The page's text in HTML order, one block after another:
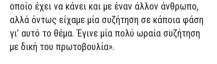
οποίο έχει να κάνει και με έναν άλλον άνθρωπο,
αλλά όντως είχαμε μία συζήτηση σε κάποια φάση
γι’ αυτό το θέμα. Έγινε μία πολύ ωραία συζήτηση
με δική του πρωτοβουλία».